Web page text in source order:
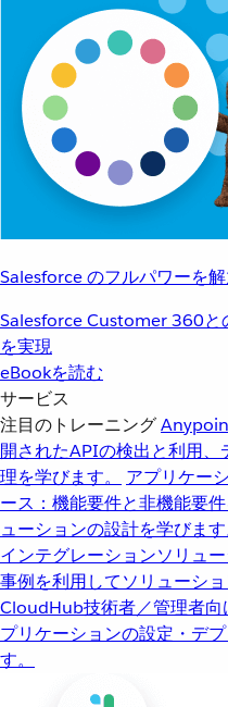
Salesforce のフルパワーを
Salesforce Customer 360と
を実現
eBookを読む
サービス
注目のトレーニング
開されたAPIの検出と利用
理を学びます。
アプリケー
ース：機能要件と非機能要
ューションの設計を学びます
インテグレーションソリュ
事例を利用してソリューショ
CloudHub技術者／管理者
プリケーションの設定・デ
す。